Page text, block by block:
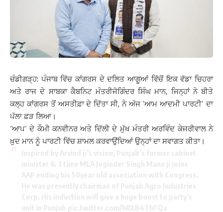
ਚੰਡੀਗੜ੍ਹ: ਪੰਜਾਬ ਵਿੱਚ ਕਾਂਗਰਸ ਦੇ ਦਲਿਤ ਆਗੂਆਂ ਵਿੱਚੋਂ ਇਕ ਵੱਡਾ ਚਿਹਰਾ
ਅਤੇ ਰਾਜ ਦੇ ਸਾਬਕਾ ਕੈਬਨਿਟ ਮੰਤਰੀਜੋਗਿੰਦਰ ਸਿੰਘ ਮਾਨ, ਜਿਨ੍ਹਾਂ ਨੇ ਬੀਤੇ
ਕਲ੍ਹ ਕਾਂਗਰਸ ਤੋਂ ਅਸਤੀਫ਼ਾ ਦੇ ਦਿੱਤਾ ਸੀ, ਨੇ ਅੱਜ ‘ਆਮ ਆਦਮੀ ਪਾਰਟੀ’ ਦਾ
ਪੱਲਾ ਫ਼ੜ ਲਿਆ।
‘ਆਪ’ ਦੇ ਕੌਮੀ ਕਨਵੀਨਰ ਅਤੇ ਦਿੱਲੀ ਦੇ ਮੁੱਖ ਮੰਤਰੀ ਅਰਵਿੰਦ ਕੇਜਰੀਵਾਲ ਨੇ
ਖ਼ੁਦ ਮਾਨ ਨੂੰ ਪਾਰਟੀ ਵਿੱਚ ਸ਼ਾਮਲ ਕਰਵਾਉਂਦਿਆਂ ਉਨ੍ਹਾਂ ਦਾ ਸਵਾਗਤ ਕੀਤਾ।